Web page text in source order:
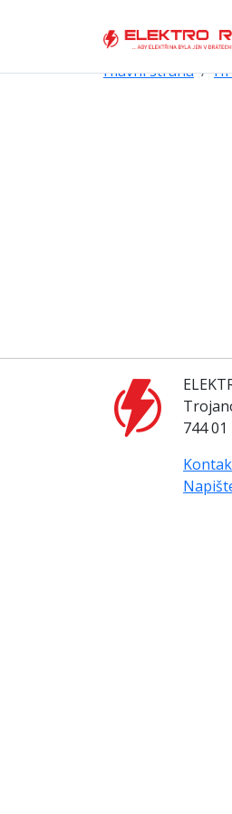
Hlavní strana
744